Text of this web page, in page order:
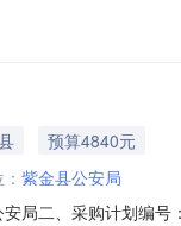
预算4840元
紫金县公安局
局二、采购计划编